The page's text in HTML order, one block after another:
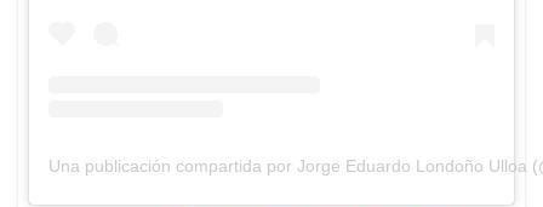
Una publicación compartida por Jorge Eduardo Londoño Ulloa